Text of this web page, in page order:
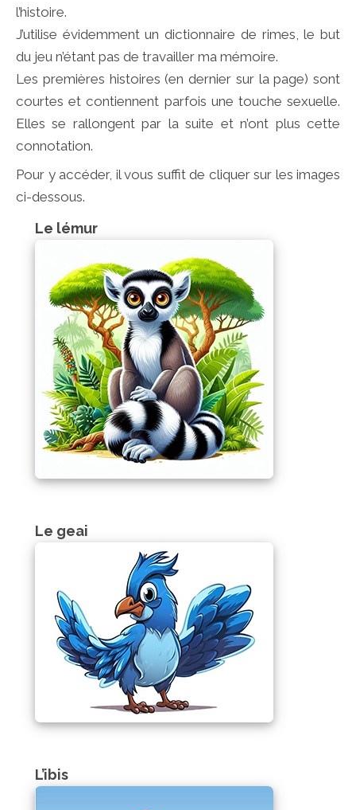
l’histoire.
J’utilise évidemment un dictionnaire de rimes, le but
du jeu n’étant pas de travailler ma mémoire.
Les premières histoires (en dernier sur la page) sont
courtes et contiennent parfois une touche sexuelle.
Elles se rallongent par la suite et n’ont plus cette
connotation.
Pour y accéder, il vous suffit de cliquer sur les images
ci-dessous.
Le lémur
Le geai
L’ibis